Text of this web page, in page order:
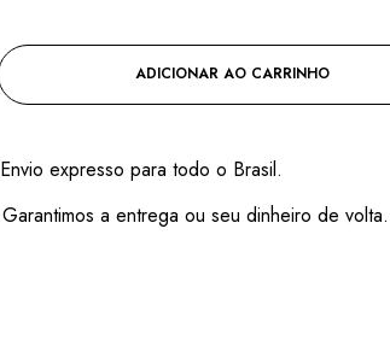
ADICIONAR AO CARRINHO
Envio expresso para todo o Brasil.
Garantimos a entrega ou seu dinheiro de volta.